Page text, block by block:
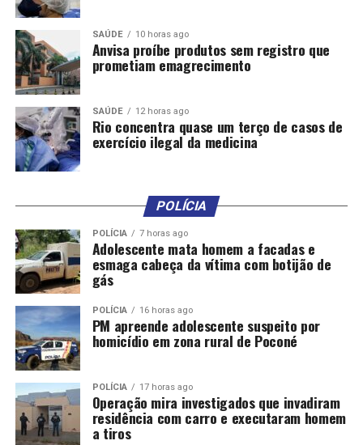
SAÚDE 10 horas ago
Anvisa proíbe produtos sem registro que
prometiam emagrecimento
SAÚDE 12 horas ago
Rio concentra quase um terço de casos de
exercício ilegal da medicina
POLÍCIA
POLÍCIA 7 horas ago
Adolescente mata homem a facadas e
esmaga cabeça da vítima com botijão de
gás
POLÍCIA 16 horas ago
PM apreende adolescente suspeito por
homicídio em zona rural de Poconé
POLÍCIA 17 horas ago
Operação mira investigados que invadiram
residência com carro e executaram homem
a tiros